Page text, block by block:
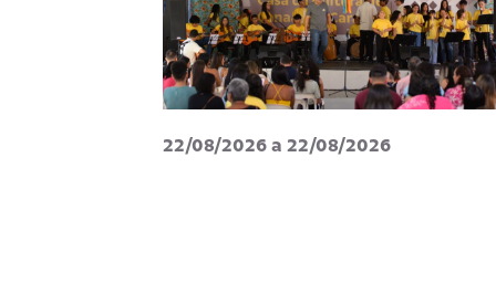
22/08/2026 a 22/08/2026